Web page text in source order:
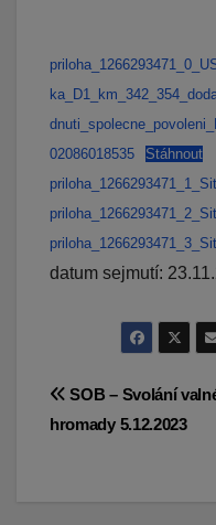
02086018535
Stáhnout
datum sejmutí:
Navigace
SOB – Svolání
hromady 5.12.2023